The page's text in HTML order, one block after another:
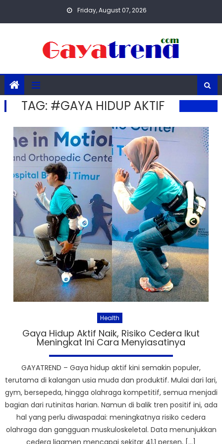
Friday, August 07, 2026
TAG: #GAYA HIDUP AKTIF
Health
Gaya Hidup Aktif Naik, Risiko Cedera Ikut
Meningkat Ini Cara Menyiasatinya
GAYATREND – Gaya hidup aktif kini semakin populer,
terutama di kalangan usia muda dan produktif. Mulai dari lari,
gym, bersepeda, hingga olahraga kompetitif, semua menjadi
bagian dari rutinitas harian. Namun di balik tren positif ini, ada
hal yang perlu diwaspadai: meningkatnya risiko cedera
olahraga dan gangguan muskuloskeletal. Data menunjukkan
cedera ligamen mencapai sekitar 41,1 persen, […]